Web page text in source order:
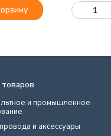
товаров
и промышленное
и аксессуары